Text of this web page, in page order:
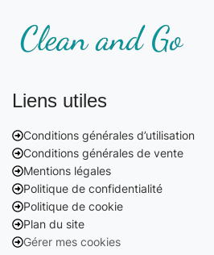
Liens utiles
Conditions générales d’utilisation
Conditions générales de vente
Mentions légales
Politique de confidentialité
Politique de cookie
Plan du site
Gérer mes cookies